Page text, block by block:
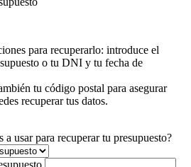
para recuperarlo: introduce el
o tu DNI y tu fecha de
tu código postal para asegurar
recuperar tus datos.
a usar para recuperar tu presupuesto?